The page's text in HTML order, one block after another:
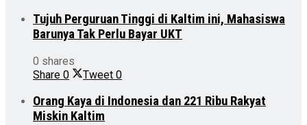
Tujuh Perguruan Tinggi di Kaltim ini, Mahasiswa
Barunya Tak Perlu Bayar UKT
0 shares
Share 0 Tweet 0
Orang Kaya di Indonesia dan 221 Ribu Rakyat
Miskin Kaltim